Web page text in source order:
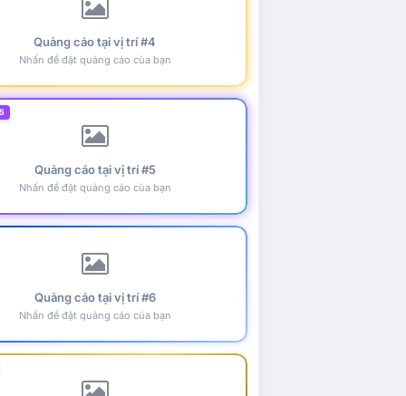
Quảng cáo tại vị trí #4
Nhấn để đặt quảng cáo của bạn
Quảng cáo tại vị trí #5
Nhấn để đặt quảng cáo của bạn
Quảng cáo tại vị trí #6
Nhấn để đặt quảng cáo của bạn